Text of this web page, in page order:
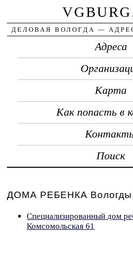
ДЕЛОВАЯ ВОЛОГДА —
Адреса
Карта
Как попасть в
Поиск
ДОМА РЕБЕНКА Вологды
Специализированный дом
Комсомольская 61